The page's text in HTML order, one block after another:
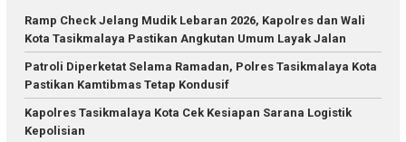
Ramp Check Jelang Mudik Lebaran 2026, Kapolres dan Wali
Kota Tasikmalaya Pastikan Angkutan Umum Layak Jalan
Patroli Diperketat Selama Ramadan, Polres Tasikmalaya Kota
Pastikan Kamtibmas Tetap Kondusif
Kapolres Tasikmalaya Kota Cek Kesiapan Sarana Logistik
Kepolisian